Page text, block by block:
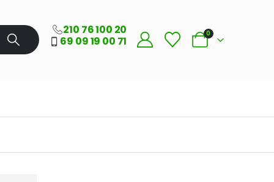
210 76 100 20
69 09 19 00 71
0